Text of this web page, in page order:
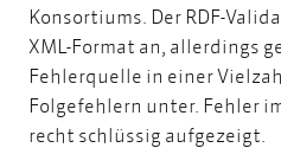
Konsortiums. Der RDF-
XML-Format an, allerdings
Fehlerquelle in einer
Folgefehlern unter. Fehler
recht schlüssig aufgezeigt.